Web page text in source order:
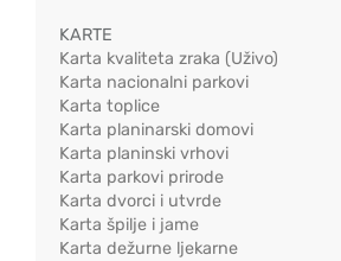
KARTE
Karta kvaliteta zraka (Uživo)
Karta nacionalni parkovi
Karta toplice
Karta planinarski domovi
Karta planinski vrhovi
Karta parkovi prirode
Karta dvorci i utvrde
Karta špilje i jame
Karta dežurne ljekarne